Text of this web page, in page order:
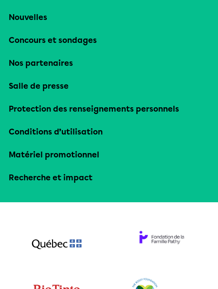
Nouvelles
Concours et sondages
Nos partenaires
Salle de presse
Protection des renseignements personnels
Conditions d’utilisation
Matériel promotionnel
Recherche et impact